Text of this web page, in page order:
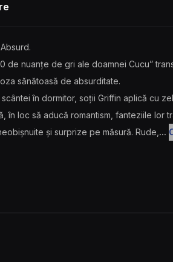
de nuanțe de gri ale doamnei Cucu”
sănătoasă de absurditate.
în dormitor, soții Griffin aplică cu
în loc să aducă romantism, fanteziile lor
și surprize pe măsură. Rude, ...